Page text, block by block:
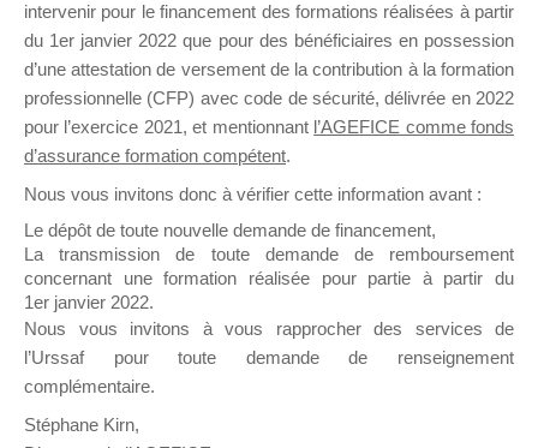
Ce groupe est destiné aux Organismes de
Formation qui souhaitent répondre à l’Appel à
Propositions Mallette du Dirigeant.
sur lequel il est possible de laisser un message
ou poser une question.
NB : Il est nécessaire d’être
pouvoir rejoindre ce groupe
intervenir pour le financement des formations réalisées à partir
du 1er janvier 2022 que pour des bénéficiaires en possession
d’une attestation de versement de la contribution à la formation
professionnelle (CFP) avec code de sécurité, délivrée en 2022
pour l’exercice 2021, et mentionnant l’AGEFICE comme fonds
d’assurance formation compétent.
Nous vous invitons donc à vérifier cette information avant :
Le dépôt de toute nouvelle demande de financement,
La transmission de toute demande de remboursement
concernant une formation réalisée pour partie à partir du
1er janvier 2022.
Nous vous invitons à vous rapprocher des services de
l’Urssaf pour toute demande de renseignement
complémentaire.
Stéphane Kirn,